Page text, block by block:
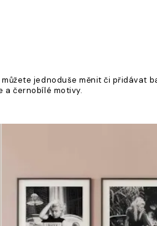
jednoduše měnit či
a černobílé motivy.